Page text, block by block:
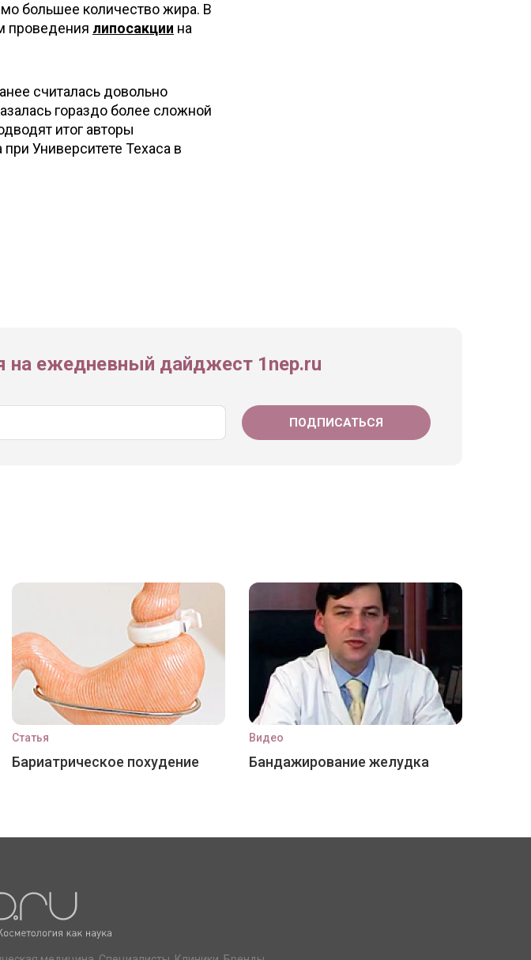
большее количество жира. В
проведения липосакции на
считалась довольно
гораздо более сложной
итог авторы
Университете Техаса в
на ежедневный дайджест 1nep.ru
Статья
Бариатрическое похудение
Видео
Бандажирование желудка